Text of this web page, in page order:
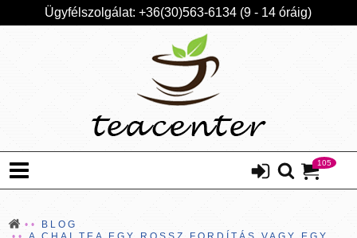
Ügyfélszolgálat: +36(30)563-6134 (9 - 14 óráig)
105
BLOG